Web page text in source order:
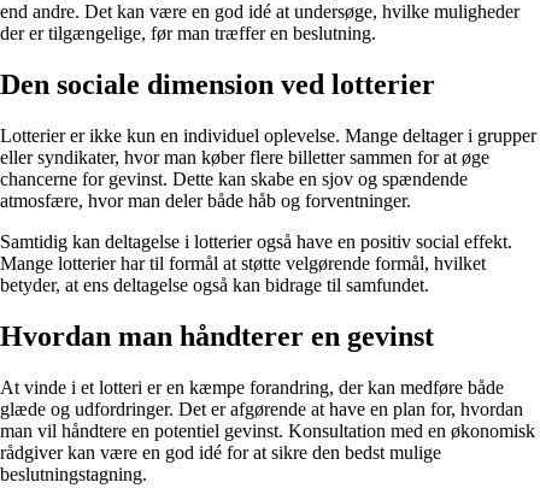
end andre. Det kan være en god idé at undersøge, hvilke muligheder
der er tilgængelige, før man træffer en beslutning.
Den sociale dimension ved lotterier
Lotterier er ikke kun en individuel oplevelse. Mange deltager i grupper
eller syndikater, hvor man køber flere billetter sammen for at øge
chancerne for gevinst. Dette kan skabe en sjov og spændende
atmosfære, hvor man deler både håb og forventninger.
Samtidig kan deltagelse i lotterier også have en positiv social effekt.
Mange lotterier har til formål at støtte velgørende formål, hvilket
betyder, at ens deltagelse også kan bidrage til samfundet.
Hvordan man håndterer en gevinst
At vinde i et lotteri er en kæmpe forandring, der kan medføre både
glæde og udfordringer. Det er afgørende at have en plan for, hvordan
man vil håndtere en potentiel gevinst. Konsultation med en økonomisk
rådgiver kan være en god idé for at sikre den bedst mulige
beslutningstagning.